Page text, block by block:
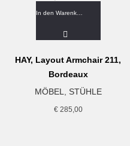
HAY, Layout Armchair 211,
Bordeaux
MÖBEL
STÜHLE
€285,00